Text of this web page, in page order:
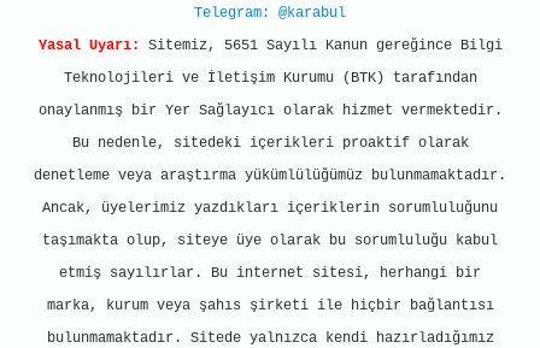
Telegram: @karabul
Yasal Uyarı:
Sitemiz, 5651 Sayılı Kanun gereğince Bilgi
Teknolojileri ve İletişim Kurumu (BTK) tarafından
onaylanmış bir Yer Sağlayıcı olarak hizmet vermektedir.
Bu nedenle, sitedeki içerikleri proaktif olarak
denetleme veya araştırma yükümlülüğümüz bulunmamaktadır.
Ancak, üyelerimiz yazdıkları içeriklerin sorumluluğunu
taşımakta olup, siteye üye olarak bu sorumluluğu kabul
etmiş sayılırlar. Bu internet sitesi, herhangi bir
marka, kurum veya şahıs şirketi ile hiçbir bağlantısı
bulunmamaktadır. Sitede yalnızca kendi hazırladığımız